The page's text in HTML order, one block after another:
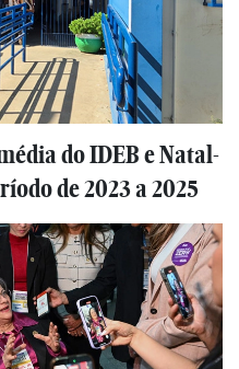
do IDEB e Natal-
de 2023 a 2025